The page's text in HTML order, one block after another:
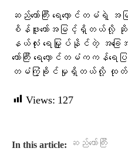
ဆည်တော်ကြီး ရေလှောင်တမံရဲ့ အ
စိန်ဖူးတော်အမြင့်ရှိတယ်လို့ ဆို
နယ်လုံး ရေမြှုပ်နိုင်တဲ့ အခြ
တော်ကြီး ရေလှောင်တမံကကန်
တမံကြံ့ခိုင်မှုရှိတယ်လို့ ထုတ်ပ
Views: 127
In this article: ဆည်တော်ကြီး